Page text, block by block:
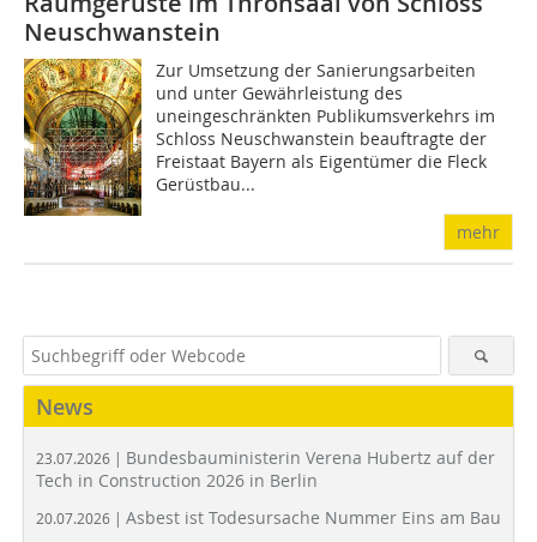
Neuschwanstein
Zur Umsetzung der Sanierungsarbeiten
und unter Gewährleistung des
uneingeschränkten Publikumsverkehrs im
Schloss Neuschwanstein beauftragte der
Freistaat Bayern als Eigentümer die Fleck
Gerüstbau...
mehr
News
23.07.2026 | Bundesbauministerin Verena Hubertz auf der
Tech in Construction 2026 in Berlin
20.07.2026 | Asbest ist Todesursache Nummer Eins am Bau